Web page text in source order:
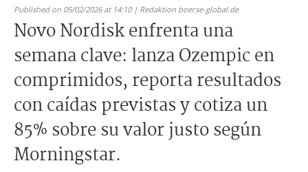
Published on 05/02/2026 at 14:10 | Redaktion boerse-global.de
Novo Nordisk enfrenta una
semana clave: lanza Ozempic en
comprimidos, reporta resultados
con caídas previstas y cotiza un
85% sobre su valor justo según
Morningstar.